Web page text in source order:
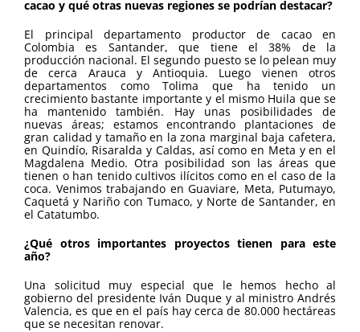
cacao y qué otras nuevas regiones se podrían destacar?
El principal departamento productor de cacao en
Colombia es Santander, que tiene el 38% de la
producción nacional. El segundo puesto se lo pelean muy
de cerca Arauca y Antioquia. Luego vienen otros
departamentos como Tolima que ha tenido un
crecimiento bastante importante y el mismo Huila que se
ha mantenido también. Hay unas posibilidades de
nuevas áreas; estamos encontrando plantaciones de
gran calidad y tamaño en la zona marginal baja cafetera,
en Quindío, Risaralda y Caldas, así como en Meta y en el
Magdalena Medio. Otra posibilidad son las áreas que
tienen o han tenido cultivos ilícitos como en el caso de la
coca. Venimos trabajando en Guaviare, Meta, Putumayo,
Caquetá y Nariño con Tumaco, y Norte de Santander, en
el Catatumbo.
¿Qué otros importantes proyectos tienen para este
año?
Una solicitud muy especial que le hemos hecho al
gobierno del presidente Iván Duque y al ministro Andrés
Valencia, es que en el país hay cerca de 80.000 hectáreas
que se necesitan renovar.